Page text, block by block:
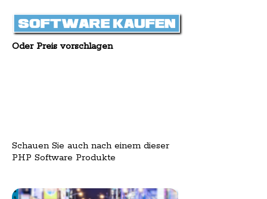
Oder Preis vorschlagen
Schauen Sie auch nach einem dieser
PHP Software Produkte